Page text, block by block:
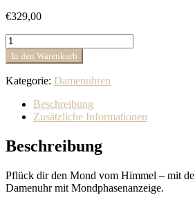
€329,00
Holzkern
Damenuhr
Moonbow
Lila
Gerais
Keramik
In den Warenkorb
Kategorie: Damenuhren
Beschreibung
Zusätzliche Informationen
Beschreibung
Pflück dir den Mond vom Himmel – mit
Damenuhr mit Mondphasenanzeige.